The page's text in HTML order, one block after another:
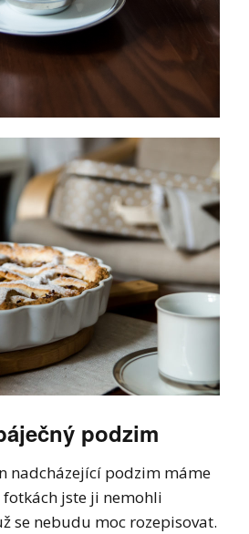
podzim
nadcházející podzim máme
jste ji nemohli
se nebudu moc rozepisovat.